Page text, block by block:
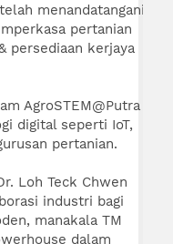
menandatangani
pertanian
persediaan kerjaya
AgroSTEM@Putra
digital seperti IoT,
pertanian.
Loh Teck Chwen
industri bagi
manakala TM
dalam